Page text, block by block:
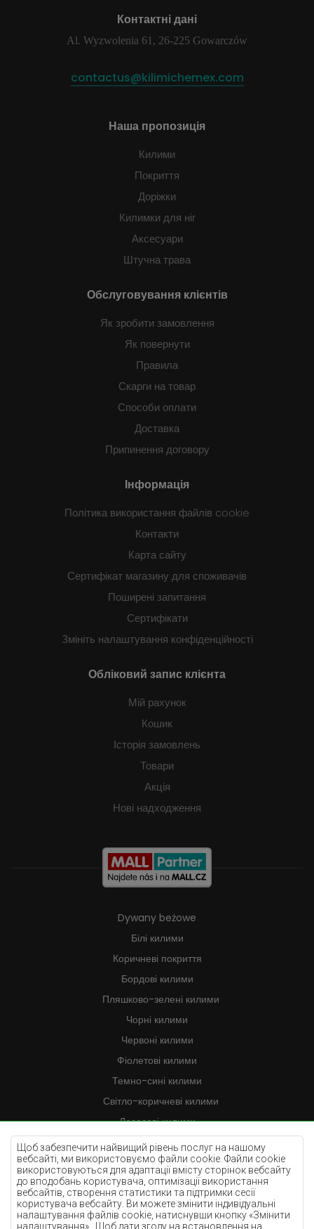
Щоб забезпечити найвищий рівень послуг на нашому
вебсайті, ми використовуємо файли cookie. Файли cookie
використовуються для адаптації вмісту сторінок вебсайту
до вподобань користувача, оптимізації використання
вебсайтів, створення статистики та підтримки сесії
користувача вебсайту. Ви можете змінити індивідуальні
налаштування файлів cookie, натиснувши кнопку «Змінити
налаштування».. Щоб дати згоду на встановлення на
Контактні дані
Al. Wyzwolenia 61, 26-225 Gowarczów
contactus@kilimichemex.com
Наша пропозиція
Килими
Покриття
Доріжки
Килимки для ніг
Аксесуари
Штучна трава
Обслуговування клієнтів
Як зробити замовлення
Як повернути
Правила
Скарги на товар
Способи оплати
Доставка
Припинення договору
Інформація
Політика використання файлів cookie
Контакти
Карта сайту
Сертифікат магазину для споживачів
Поширені запитання
Сертифікати
Змініть налаштування конфіденційності
Обліковий запис клієнта
Мій рахунок
Кошик
Історія замовлень
Товари
Акція
Нові надходження
Dywany beżowe
Білі килими
Коричневі покриття
Бордові килими
Пляшково-зелені килими
Чорні килими
Червоні килими
Фіолетові килими
Темно-сині килими
Світло-коричневі килими
Лососеві килими
Кремові килими
Бузкові килими
Жовті килими
М'ятні килими
Блакитні килими